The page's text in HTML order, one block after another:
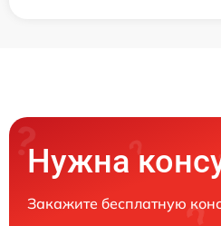
Нужна
Закажите бесплатную